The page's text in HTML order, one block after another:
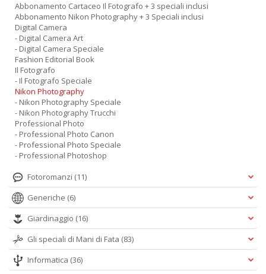
Abbonamento Cartaceo Il Fotografo + 3 speciali inclusi
Abbonamento Nikon Photography + 3 Speciali inclusi
Digital Camera
- Digital Camera Art
- Digital Camera Speciale
Fashion Editorial Book
Il Fotografo
- Il Fotografo Speciale
Nikon Photography
- Nikon Photography Speciale
- Nikon Photography Trucchi
Professional Photo
- Professional Photo Canon
- Professional Photo Speciale
- Professional Photoshop
Fotoromanzi (11)
Generiche (6)
Giardinaggio (16)
Gli speciali di Mani di Fata (83)
Informatica (36)